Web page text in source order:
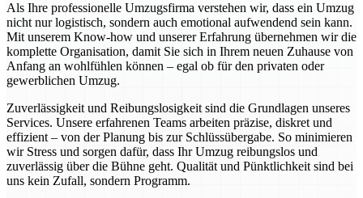
Als Ihre professionelle Umzugsfirma verstehen wir, dass ein Umzug
nicht nur logistisch, sondern auch emotional aufwendend sein kann.
Mit unserem Know-how und unserer Erfahrung übernehmen wir die
komplette Organisation, damit Sie sich in Ihrem neuen Zuhause von
Anfang an wohlfühlen können – egal ob für den privaten oder
gewerblichen Umzug.
Zuverlässigkeit und Reibungslosigkeit sind die Grundlagen unseres
Services. Unsere erfahrenen Teams arbeiten präzise, diskret und
effizient – von der Planung bis zur Schlüssübergabe. So minimieren
wir Stress und sorgen dafür, dass Ihr Umzug reibungslos und
zuverlässig über die Bühne geht. Qualität und Pünktlichkeit sind bei
uns kein Zufall, sondern Programm.